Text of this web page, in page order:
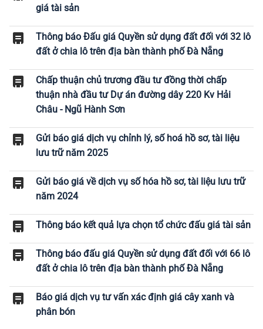
giá tài sản
Thông báo Đấu giá Quyền sử dụng đất đối với 32 lô
đất ở chia lô trên địa bàn thành phố Đà Nẵng
Chấp thuận chủ trương đầu tư đồng thời chấp
thuận nhà đầu tư Dự án đường dây 220 Kv Hải
Châu - Ngũ Hành Sơn
Gửi báo giá dịch vụ chỉnh lý, số hoá hồ sơ, tài liệu
lưu trữ năm 2025
Gửi báo giá về dịch vụ số hóa hồ sơ, tài liệu lưu trữ
năm 2024
Thông báo kết quả lựa chọn tổ chức đấu giá tài sản
Thông báo đấu giá Quyền sử dụng đất đối với 66 lô
đất ở chia lô trên địa bàn thành phố Đà Nẵng
Báo giá dịch vụ tư vấn xác định giá cây xanh và
phân bón